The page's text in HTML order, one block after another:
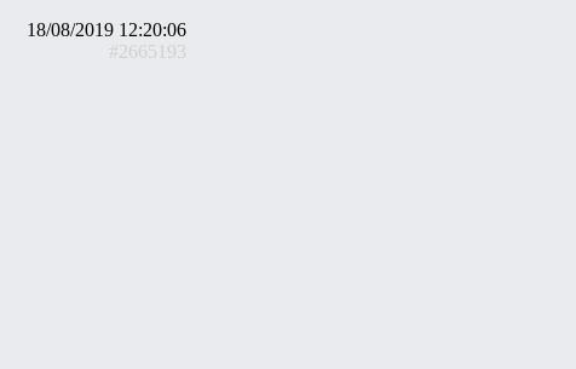
18/08/2019 12:20:06
#2665193